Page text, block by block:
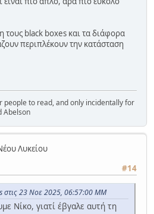
ΕΠΙΔΟΣΕΙΣ ---"
{best1_name}
με
)
> 0:
0
%")
τους black boxes και τα διάφορα
περιπλέκουν την κατάσταση
to read, and only incidentally for
Abelson
Λυκείου
#14
στις 23 Νοε 2025, 06:57:00 ΜΜ
Νίκο, γιατί έβγαλε αυτή τη